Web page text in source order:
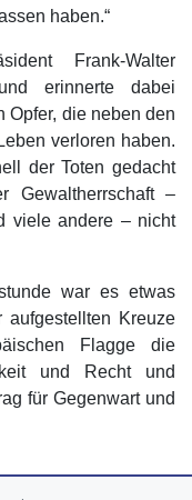
haben.“
Frank-Walter
erinnerte dabei
Opfer, die neben den
verloren haben.
der Toten gedacht
Gewaltherrschaft –
viele andere – nicht
war es etwas
aufgestellten Kreuze
Flagge die
und Recht und
für Gegenwart und